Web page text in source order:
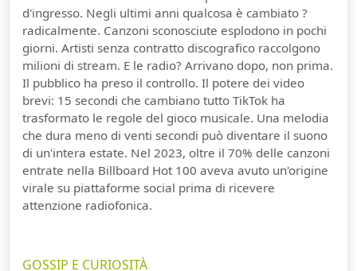
d'ingresso. Negli ultimi anni qualcosa è cambiato ?
radicalmente. Canzoni sconosciute esplodono in pochi
giorni. Artisti senza contratto discografico raccolgono
milioni di stream. E le radio? Arrivano dopo, non prima.
Il pubblico ha preso il controllo. Il potere dei video
brevi: 15 secondi che cambiano tutto TikTok ha
trasformato le regole del gioco musicale. Una melodia
che dura meno di venti secondi può diventare il suono
di un'intera estate. Nel 2023, oltre il 70% delle canzoni
entrate nella Billboard Hot 100 aveva avuto un'origine
virale su piattaforme social prima di ricevere
attenzione radiofonica.
GOSSIP E CURIOSITÀ